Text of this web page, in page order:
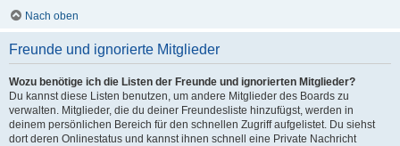
Nach oben
Freunde und ignorierte Mitglieder
Wozu benötige ich die Listen der Freunde und ignorierten Mitglieder?
Du kannst diese Listen benutzen, um andere Mitglieder des Boards zu
verwalten. Mitglieder, die du deiner Freundesliste hinzufügst, werden in
deinem persönlichen Bereich für den schnellen Zugriff aufgelistet. Du siehst
dort deren Onlinestatus und kannst ihnen schnell eine Private Nachricht